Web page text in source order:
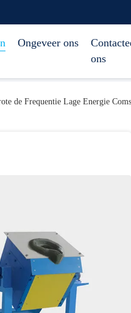
Ongeveer ons
ons
de Frequentie Lage Energie